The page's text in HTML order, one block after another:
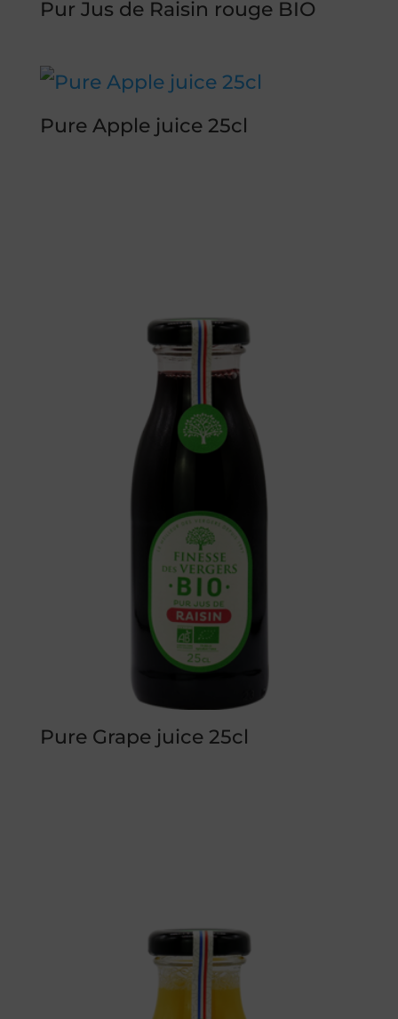
Pur Jus de Raisin rouge BIO
Pure Apple juice 25cl
Pure Grape juice 25cl